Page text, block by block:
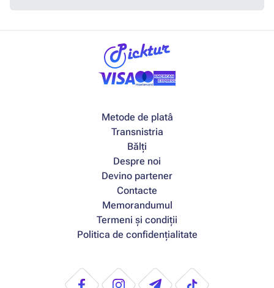
Metode de platâ
Transnistria
Bălți
Despre noi
Devino partener
Contacte
Memorandumul
Termeni și condiții
Politica de confidențialitate